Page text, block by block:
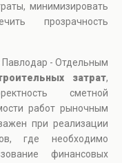
минимизировать
прозрачность
- Отдельным
затрат,
сметной
работ рыночным
при реализации
где необходимо
финансовых